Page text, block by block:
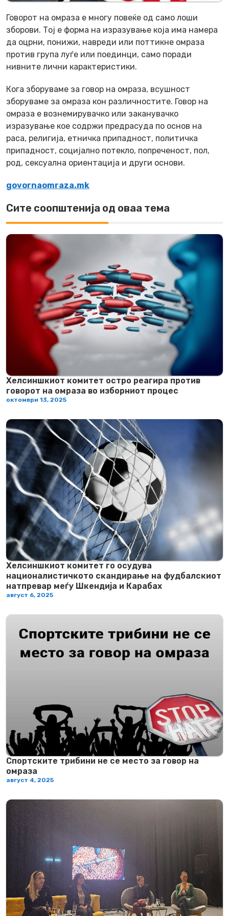
Говорот на омраза е многу повеќе од само лоши
зборови. Тој е форма на изразување која има намера
да оцрни, понижи, навреди или поттикне омраза
против група луѓе или поединци, само поради
нивните лични карактеристики.
Кога зборуваме за говор на омраза, всушност
зборуваме за омраза кон различностите. Говор на
омраза е вознемирувачко или заканувачко
изразување кое содржи предрасуда по основ на
раса, религија, етничка припадност, политичка
припадност, социјално потекло, попреченост, пол,
род, сексуална ориентација и други основи.
govornaomraza.mk
Сите соопштенија од оваа тема
Хелсиншкиот комитет остро реагира против
говорот на омраза во изборниот процес
октомври 13, 2025
Хелсиншкиот комитет го осудува
националистичкото скандирање на фудбалскиот
натпревар меѓу Шкендија и Карабах
август 6, 2025
Спортските трибини не се место за говор на
омраза
август 4, 2025